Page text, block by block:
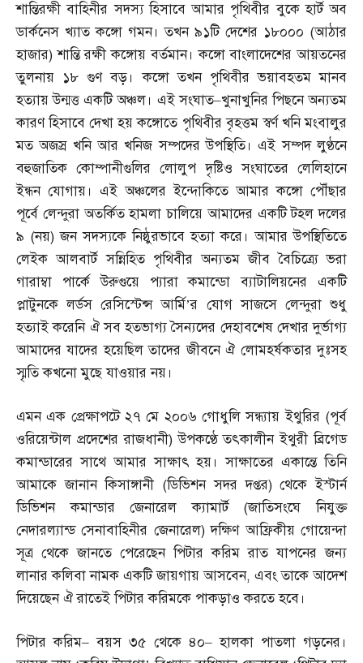
শান্তিরক্ষী বাহিনীর সদস্য হিসাবে আমার পৃথিবীর বুকে হার্ট অব
ডার্কনেস খ্যাত কঙ্গো গমন। তখন ৯১টি দেশের ১৮০০০ (আঠার
হাজার)শান্তি রক্ষী কঙ্গোয় বর্তমান। কঙ্গো বাংলাদেশের আয়তনের
তুলনায় ১৮ গুণ বড়। কঙ্গো তখন পৃথিবীর ভয়াবহতম মানব
হত্যায় উন্মত্ত একটি অঞ্চল। এই সংঘাত–খুনাখুনির পিছনে অন্যতম
কারণ হিসাবে দেখা হয় কঙ্গোতে পৃথিবীর বৃহত্তম স্বর্ণ খনি মংবালুর
মত অজস্র খনি আর খনিজ সম্পদের উপস্থিতি। এই সম্পদ লুণ্ঠনে
বহুজাতিক কোম্পানীগুলির লোলুপ দৃষ্টিও সংঘাতের লেলিহানে
ইন্ধন যোগায়। এই অঞ্চলের ইন্দোকিতে আমার কঙ্গো পৌঁছার
পূর্বে লেন্দুরা অতর্কিত হামলা চালিয়ে আমাদের একটি টহল দলের
৯ (নয়)জন সদস্যকে নিষ্ঠুরভাবে হত্যা করে। আমার উপস্থিতিতে
লেইক আলবার্ট সন্নিহিত পৃথিবীর অন্যতম জীব বৈচিত্র্যে ভরা
গারাম্বা পার্কে উরুগুয়ে প্যারা কমান্ডো ব্যাটালিয়নের একটি
প্লাটুনকে লর্ডস রেসিস্টেন্স আর্মি’র যোগ সাজসে লেন্দুরা শুধু
হত্যাই করেনি ঐ সব হতভাগ্য সৈন্যদের দেহাবশেষ দেখার দুর্ভাগ্য
আমাদের যাদের হয়েছিল তাদের জীবনে ঐ লোমহর্ষকতার দুঃসহ
স্মৃতি কখনো মুছে যাওয়ার নয়।
এমন এক প্রেক্ষাপটে ২৭ মে ২০০৬ গোধুলি সন্ধ্যায় ইথুরির (পূর্ব
ওরিয়েন্টাল প্রদেশের রাজধানী)উপকণ্ঠে তৎকালীন ইথুরী ব্রিগেড
কমান্ডারের সাথে আমার সাক্ষাৎ হয়। সাক্ষাতের একান্তে তিনি
আমাকে জানান কিসাঙ্গানী (ডিভিশন সদর দপ্তর)থেকে ইস্টার্ন
ডিভিশন কমান্ডার জেনারেল ক্যামার্ট (জাতিসংঘে নিযুক্ত
নেদারল্যান্ড সেনাবাহিনীর জেনারেল)দক্ষিণ আফ্রিকীয় গোয়েন্দা
সূত্র থেকে জানতে পেরেছেন পিটার করিম রাত যাপনের জন্য
লানার কলিবা নামক একটি জায়গায় আসবেন, এবং তাকে আদেশ
দিয়েছেন ঐ রাতেই পিটার করিমকে পাকড়াও করতে হবে।
পিটার করিম–বয়স ৩৫ থেকে ৪০–হালকা পাতলা গড়নের।